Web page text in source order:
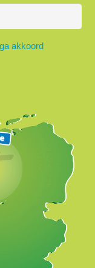
akkoord